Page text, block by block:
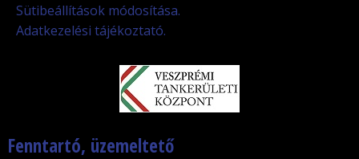
Sütibeállítások módosítása.
Adatkezelési tájékoztató.
Fenntartó, üzemeltető